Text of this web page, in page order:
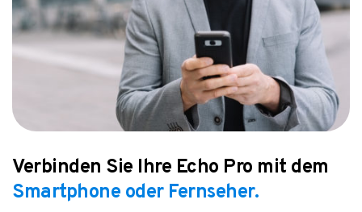
Verbinden Sie Ihre Echo Pro mit dem
Smartphone oder Fernseher.